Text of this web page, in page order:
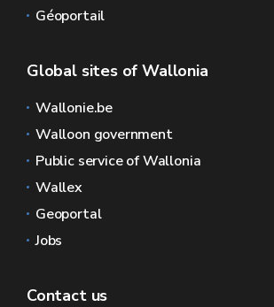
Géoportail
Global sites of Wallonia
Wallonie.be
Walloon government
Public service of Wallonia
Wallex
Geoportal
Jobs
Contact us